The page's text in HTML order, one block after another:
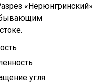
«Нерюнгринский»
угля